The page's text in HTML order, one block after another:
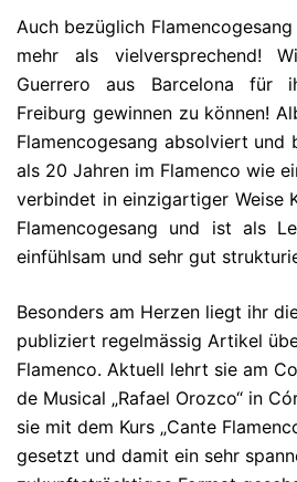
Auch bezüglich
mehr als vielversprechend!
Guerrero aus Barcelona für
Freiburg gewinnen zu können!
Flamencogesang absolviert und
als 20 Jahren im Flamenco wie
verbindet in einzigartiger Weise
Flamencogesang und ist als
einfühlsam und sehr gut
Besonders am Herzen liegt ihr
publiziert regelmässig Artikel
Flamenco. Aktuell lehrt sie am
de Musical „Rafael Orozco“ in
sie mit dem Kurs „Cante
gesetzt und damit ein sehr